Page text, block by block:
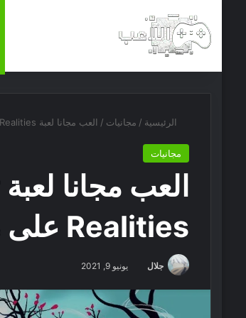
الرئيسية / مجانيات / العب مجانا لعبة Museum of Other Realities على منصة Steam
مجانيات
Realities على منصة Steam
جلال يونيو 9, 2021